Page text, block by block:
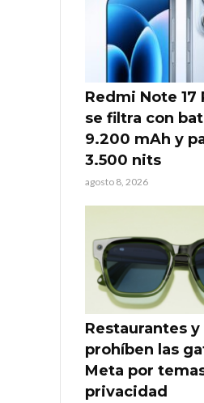
Redmi Note 17
se filtra con
9.200 mAh y
3.500 nits
agosto 8, 2026
Restaurantes
prohíben las
Meta por
privacidad